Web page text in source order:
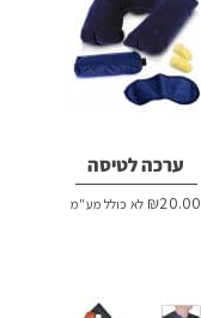
ערכה לטיסה
₪20.00 לא כולל מע"מ